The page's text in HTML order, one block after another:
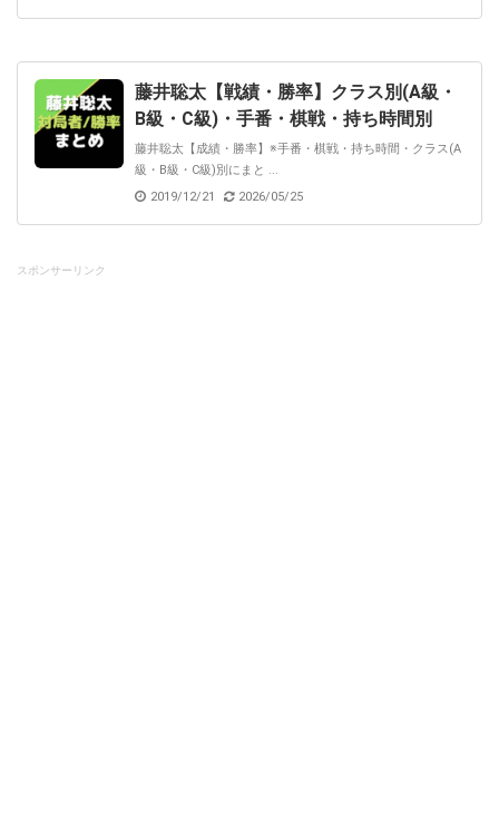
藤井聡太【戦績・勝率】クラス別(A級・
B級・C級)・手番・棋戦・持ち時間別
藤井聡太【成績・勝率】※手番・棋戦・持ち時間・クラス(A
級・B級・C級)別にまと ...
2019/12/21
2026/05/25
スポンサーリンク